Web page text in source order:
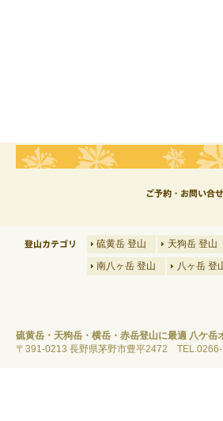
硫黄岳 登山 天狗岳 登山
南八ヶ岳 登山
八ヶ岳 登
硫黄岳・天狗岳・横岳・赤岳登山に最適 八ケ岳
〒391-0213 長野県茅野市豊平2472